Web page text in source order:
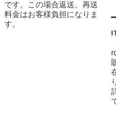
です。この場合返送、再送
料金はお客様負担になりま
す。